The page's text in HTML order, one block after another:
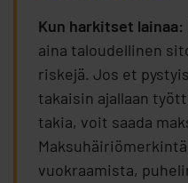
Kun harkitset lainaa:
aina taloudellinen
riskejä. Jos et
takaisin ajallaan
takia, voit saada
vuokraamista,